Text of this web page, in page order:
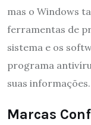
mas o Windows
ferramentas de
sistema e os
programa
suas informações.
Marcas